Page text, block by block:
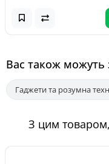
Вас також можуть
Гаджети та розумна
З цим